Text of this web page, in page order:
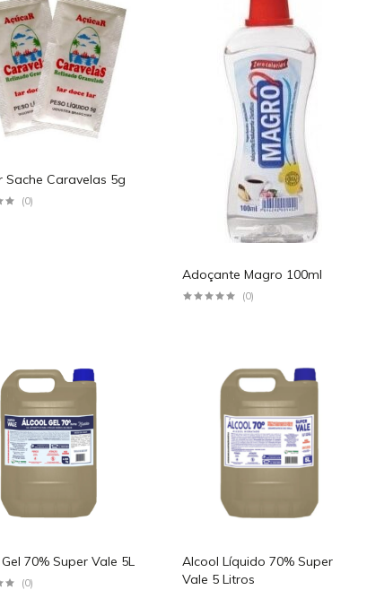
Sache Caravelas 5g
(0)
Adoçante Magro 100ml
(0)
70% Super Vale 5L
(0)
Alcool Líquido 70% Super
Vale 5 Litros